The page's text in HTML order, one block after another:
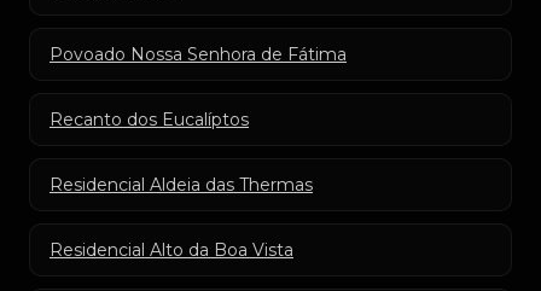
Povoado Nossa Senhora de Fátima
Recanto dos Eucalíptos
Residencial Aldeia das Thermas
Residencial Alto da Boa Vista